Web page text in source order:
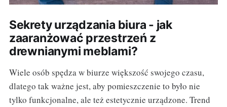
Sekrety urządzania biura - jak
zaaranżować przestrzeń z
drewnianymi meblami?
Wiele osób spędza w biurze większość swojego czasu,
dlatego tak ważne jest, aby pomieszczenie to było nie
tylko funkcjonalne, ale też estetycznie urządzone. Trend